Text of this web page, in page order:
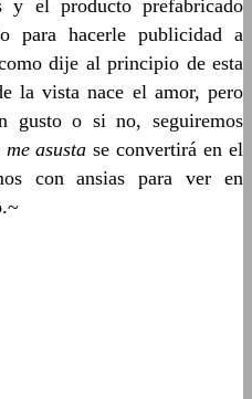
y el producto prefabricado
para hacerle publicidad a
dije al principio de esta
la vista nace el amor, pero
gusto o si no, seguiremos
asusta se convertirá en el
con ansias para ver en